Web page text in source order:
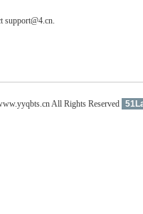
support@4.cn.
All Rights Reserved